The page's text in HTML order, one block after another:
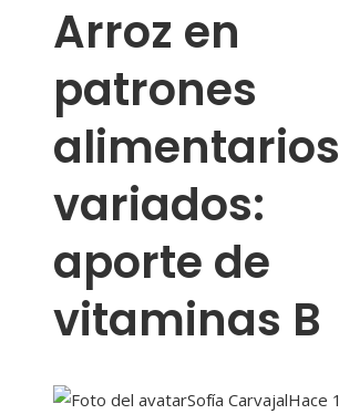
Arroz en
patrones
alimentarios
variados:
aporte de
vitaminas B
Sofía CarvajalHace 1